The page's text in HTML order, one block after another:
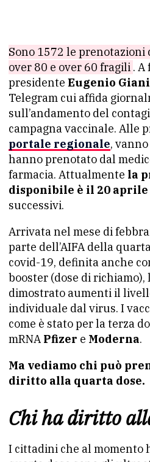
Sono 1572 le
over 80 e over 60 fragili .
presidente Eugenio Giani
Telegram cui affida
sull’andamento del
campagna vaccinale. Alle
portale regionale,
hanno prenotato dal
farmacia. Attualmente la
disponibile è il 20 aprile
successivi.
Arrivata nel mese di
parte dell’AIFA della
covid-19, definita anche
booster (dose di richiamo),
dimostrato aumenti il
individuale dal virus. I
come è stato per la terza
mRNA Pfizer e Moderna.
Ma vediamo chi può
diritto alla quarta dose.
Chi ha diritto
I cittadini che al momento